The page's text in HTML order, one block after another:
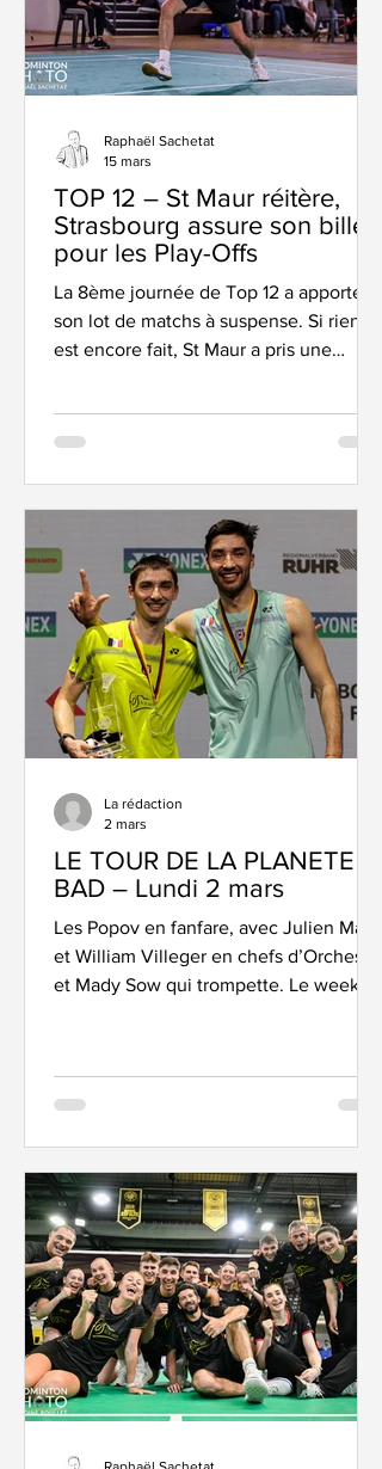
TOP 12 – St Maur réitère,
Strasbourg assure son billet
pour les Play-Offs
La 8ème journée de Top 12 a apporté
son lot de matchs à suspense. Si rien
est encore fait, St Maur a pris une
raquettes en Play-Off. On commence
Gilbert Noël, devant la nuée habituelle
de spectateurs (et le live commenté de
Sportylive ICI) Et comme au match aller,
les Franciliens s’imposent 5-3 après
une rencontre folle. L’équip
Raphaël Sachetat
15 mars
LE TOUR DE LA PLANETE
BAD – Lundi 2 mars
Les Popov en fanfare, avec Julien Maio
et William Villeger en chefs d’Orchestre
et Mady Sow qui trompette. Le week-
en a pas marre :) German Open – Fos,
Popov sont très habitués du fait.
William Villeger, un peu moins, sur un
Super 300 en tous cas. On va
commencer par lui, d’aille
La rédaction
2 mars